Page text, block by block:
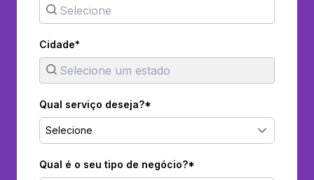
Cidade*
Qual serviço deseja?*
Selecione
Qual é o seu tipo de negócio?*